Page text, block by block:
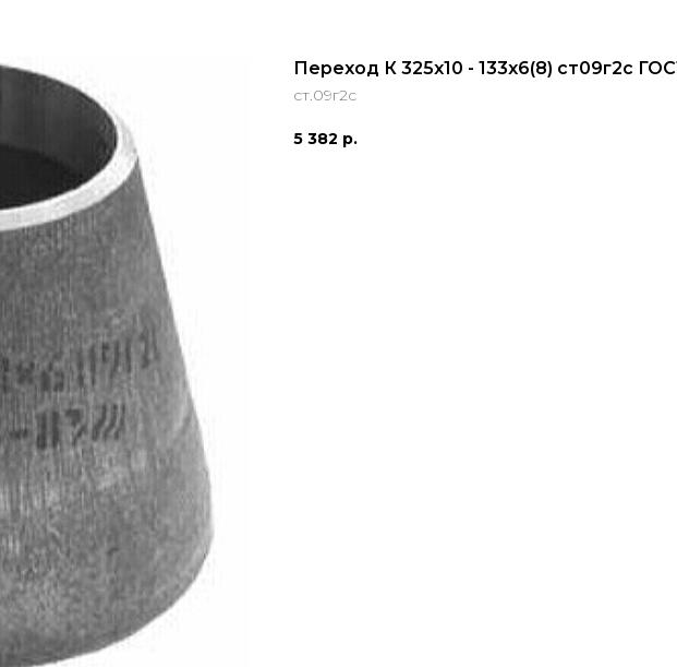
Переход К 325x10 - 133x6(8) ст09г2с
ст.09г2с
5 382 р.